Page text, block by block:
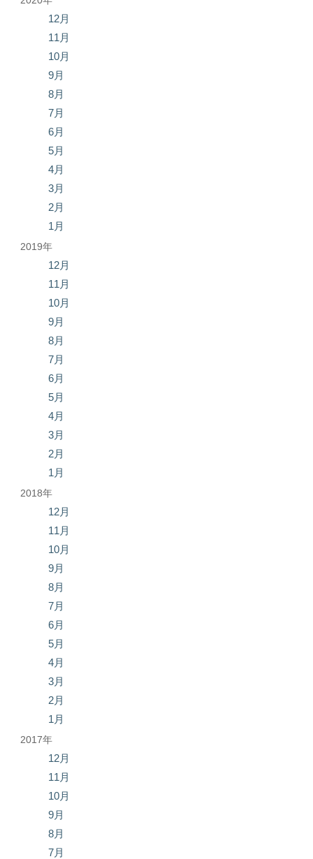
12月
11月
10月
9月
8月
7月
6月
5月
4月
3月
2月
1月
2019年
12月
11月
10月
9月
8月
7月
6月
5月
4月
3月
2月
1月
2018年
12月
11月
10月
9月
8月
7月
6月
5月
4月
3月
2月
1月
2017年
12月
11月
10月
9月
8月
7月